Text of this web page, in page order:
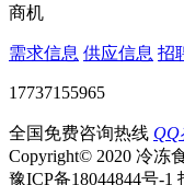
商机
需求信息 供应信息 招
17737155965
全国免费咨询热线
Copyright© 2020 冷冻
豫ICP备18044844号-1